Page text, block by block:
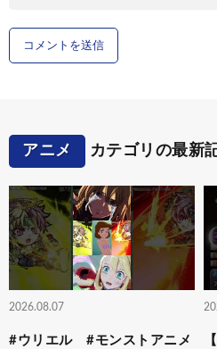
アニメ カテゴリの最新
2026.08.07
#ウリエル #モンストアニメ